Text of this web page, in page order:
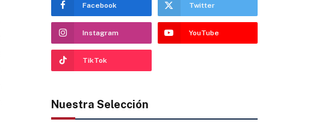
Facebook Twitter
Instagram YouTube
TikTok
Nuestra Selección